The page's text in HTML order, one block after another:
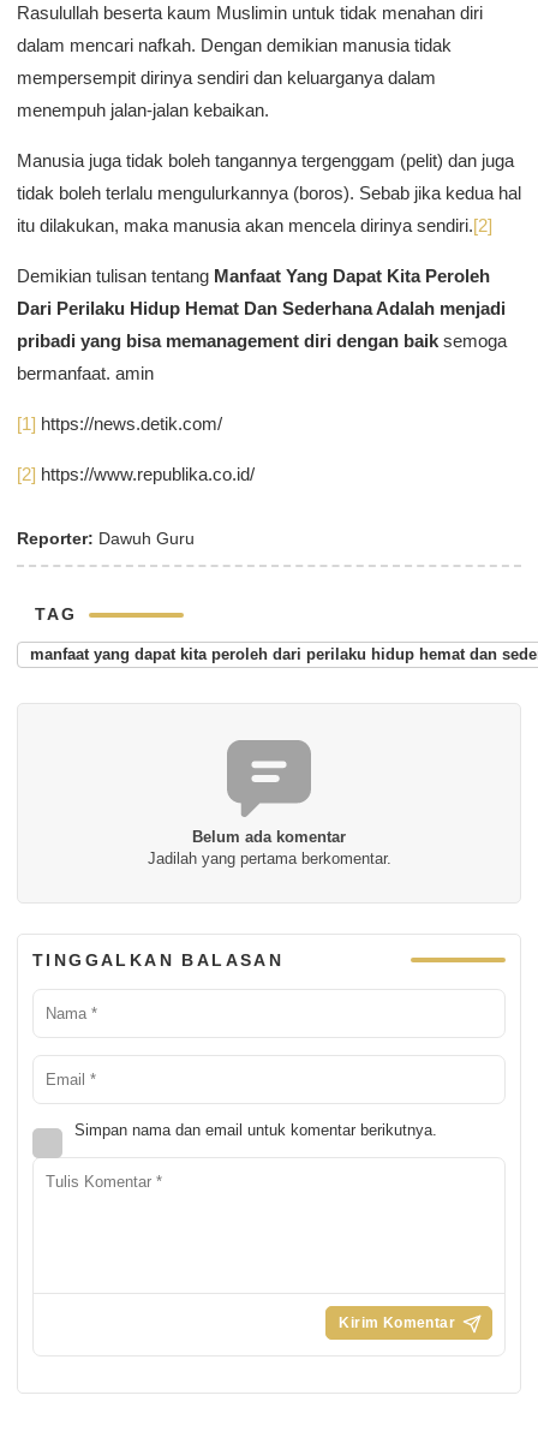
Rasulullah beserta kaum Muslimin untuk tidak menahan diri
dalam mencari nafkah. Dengan demikian manusia tidak
mempersempit dirinya sendiri dan keluarganya dalam
menempuh jalan-jalan kebaikan.
Manusia juga tidak boleh tangannya tergenggam (pelit) dan juga
tidak boleh terlalu mengulurkannya (boros). Sebab jika kedua hal
itu dilakukan, maka manusia akan mencela dirinya sendiri.[2]
Demikian tulisan tentang Manfaat Yang Dapat Kita Peroleh
Dari Perilaku Hidup Hemat Dan Sederhana Adalah menjadi
pribadi yang bisa memanagement diri dengan baik semoga
bermanfaat. amin
[1] https://news.detik.com/
[2] https://www.republika.co.id/
Reporter: Dawuh Guru
TAG
manfaat yang dapat kita peroleh dari perilaku hidup hemat dan
Belum ada komentar
Jadilah yang pertama berkomentar.
TINGGALKAN BALASAN
Simpan nama dan email untuk komentar berikutnya.